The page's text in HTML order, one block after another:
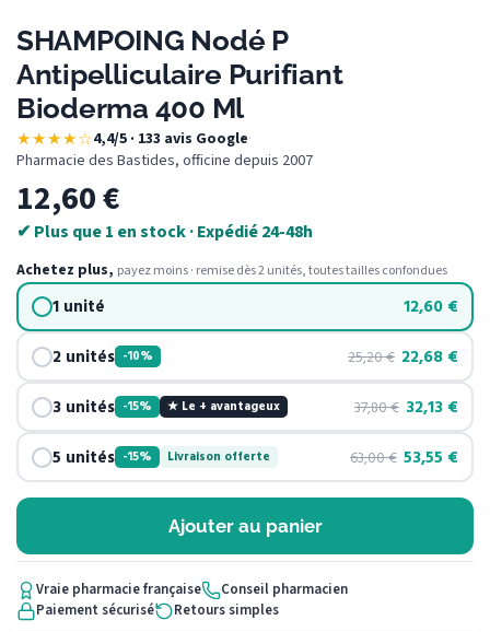
SHAMPOING Nodé P
Antipelliculaire Purifiant
Bioderma 400 Ml
★★★★☆4,4/5 · 133 avis Google·
Pharmacie des Bastides, officine depuis 2007
12,60€
✔ Plus que 1 en stock · Expédié 24-48h
Achetez plus, payez moins · remise dès 2 unités, toutes tailles confondues
1 unité 12,60 €
2 unités -10% 25,20€ 22,68 €
3 unités -15% ★ Le + avantageux 37,80€ 32,13 €
5 unités -15% Livraison offerte 63,00€ 53,55 €
Ajouter au panier
Vraie pharmacie française
Conseil pharmacien
Paiement sécurisé
Retours simples